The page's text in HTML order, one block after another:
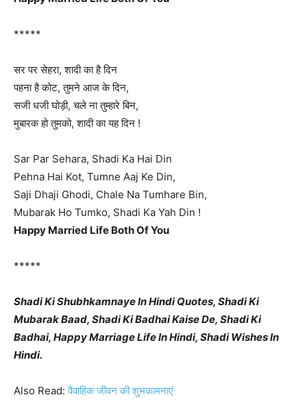
*****
सर पर सेहरा, शादी का है दिन
पहना है कोट, तुमने आज के दिन,
सजी धजी घोड़ी, चले ना तुम्हारे बिन,
मुबारक हो तुमको, शादी का यह दिन !
Sar Par Sehara, Shadi Ka Hai Din
Pehna Hai Kot, Tumne Aaj Ke Din,
Saji Dhaji Ghodi, Chale Na Tumhare Bin,
Mubarak Ho Tumko, Shadi Ka Yah Din !
Happy Married Life Both Of You
*****
Shadi Ki Shubhkamnaye In Hindi Quotes, Shadi Ki
Mubarak Baad, Shadi Ki Badhai Kaise De, Shadi Ki
Badhai, Happy Marriage Life In Hindi, Shadi Wishes In
Hindi.
Also Read:वैवाहिक जीवन की शुभकामनाएं